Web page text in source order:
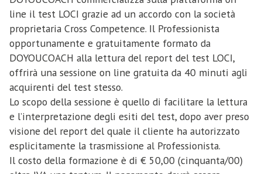
Il Professionista autorizza sin d’ora la società ad
accedere alla propria area personale in qualsiasi
momento anche per gli aggiornamenti del proprio
profilo. La società, ove rilevasse a proprio
insindacabile giudizio, che i contenuti dell’area
personale sono mendaci e/o incongrui e/o contrari
al decoro e/o offensivi procede alla loro rimozione
immediata, con espressa riserva di risarcimento del
danno ulteriore. L’inserimento di contenuti mendaci
e/o incongrui e/o offensivi e/o contrari al decoro
legittima il committente a risolvere il presente
rispettare gli obblighi della formazione continua.
Qualora venissero meno detti requisiti, il
Professionista deve informarne immediatamente la
società che provvede all’immediata cancellazione
del Professionista stesso dalla piattaforma on line.
La chiarezza e trasparenza devono
contraddistinguere la condotta professionale e ogni
comunicazione dell’associato, sia con la società, sia
tra professionista e utente, sia nei rapporti con
Istituzioni e Enti.
Correttezza e segreto professionale
line il test LOCI grazie ad un accordo con la società
proprietaria Cross Competence. Il Professionista
opportunamente e gratuitamente formato da
DOYOUCOACH alla lettura del report del test LOCI,
offrirà una sessione on line gratuita da 40 minuti agli
acquirenti del test stesso.
Lo scopo della sessione è quello di facilitare la lettura
e l’interpretazione degli esiti del test, dopo aver preso
visione del report del quale il cliente ha autorizzato
esplicitamente la trasmissione al Professionista.
Il costo della formazione è di € 50,00 (cinquanta/00)